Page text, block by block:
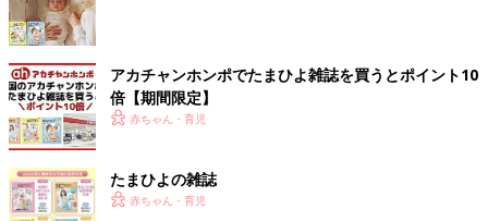
アカチャンホンポでたまひよ雑誌を買うとポイント10
倍【期間限定】
赤ちゃん・育児
たまひよの雑誌
赤ちゃん・育児